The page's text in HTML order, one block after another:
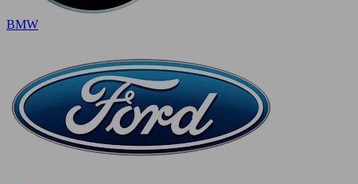
BMW